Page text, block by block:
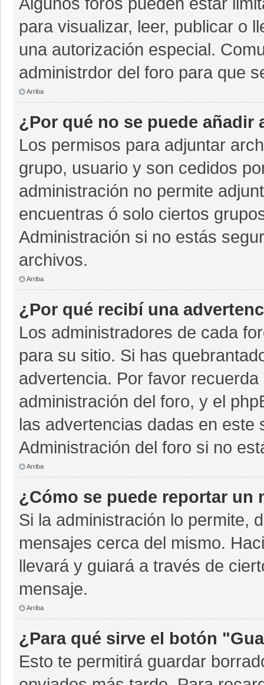
para visualizar, leer, publicar o
una autorización especial.
administrdor del foro para que
Arriba
¿Por qué no se puede
Los permisos para adjuntar
grupo, usuario y son cedidos
administración no permite
encuentras ó solo ciertos
Administración si no estás
archivos.
Arriba
¿Por qué recibí una
Los administradores de cada
para su sitio. Si has
advertencia. Por favor
administración del foro, y el
las advertencias dadas en este
Administración del foro si no
Arriba
¿Cómo se puede reportar un
Si la administración lo permite,
mensajes cerca del mismo.
llevará y guiará a través de
mensaje.
Arriba
¿Para qué sirve el botón
Esto te permitirá guardar